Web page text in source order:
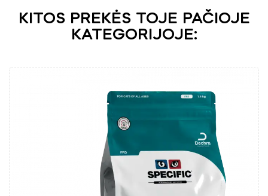
KITOS PREKĖS TOJE PAČIOJE
KATEGORIJOJE: